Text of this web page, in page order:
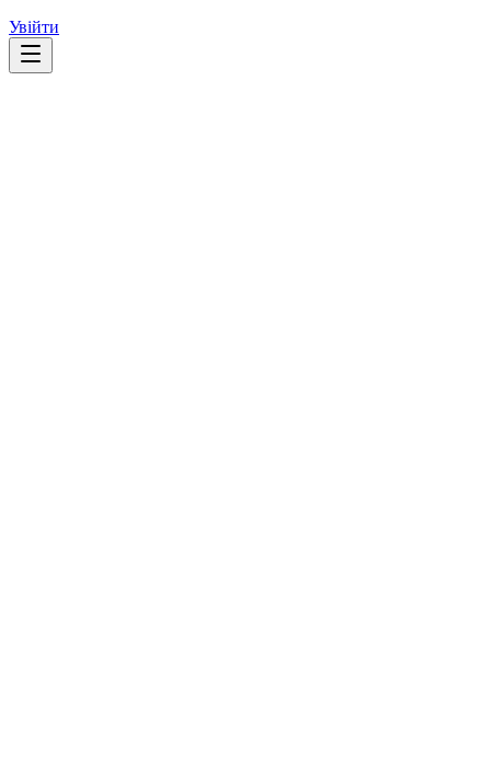
Увійти